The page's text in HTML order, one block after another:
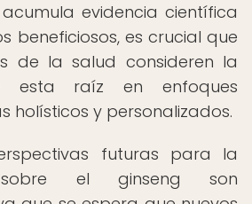
evidencia científica
beneficiosos, es crucial que
de la salud consideren la
esta raíz en enfoques
holísticos y personalizados.
futuras para la
sobre el ginseng son